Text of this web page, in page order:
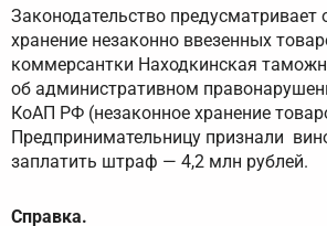
Законодательство предусматривает
хранение незаконно ввезенных
коммерсантки Находкинская
об административном
КоАП РФ (незаконное хранение
Предпринимательницу признали
заплатить штраф — 4,2 млн рублей.
Справка.